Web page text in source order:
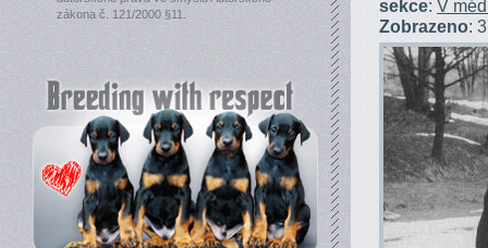
zákona č. 121/2000 §11.
sekce: V
Zobrazeno: